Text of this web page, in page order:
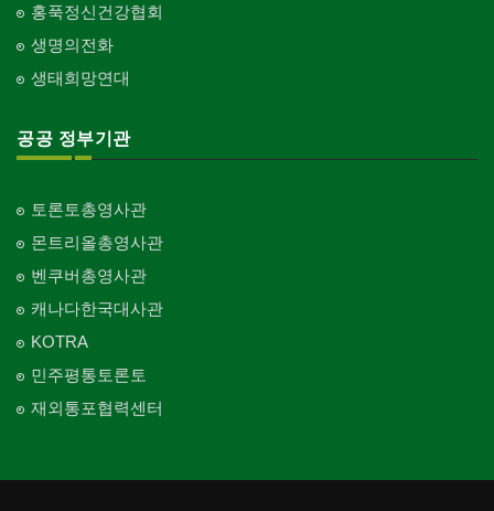
홍푹정신건강협회
생명의전화
생태희망연대
공공 정부기관
토론토총영사관
몬트리올총영사관
벤쿠버총영사관
캐나다한국대사관
KOTRA
민주평통토론토
재외통포협력센터